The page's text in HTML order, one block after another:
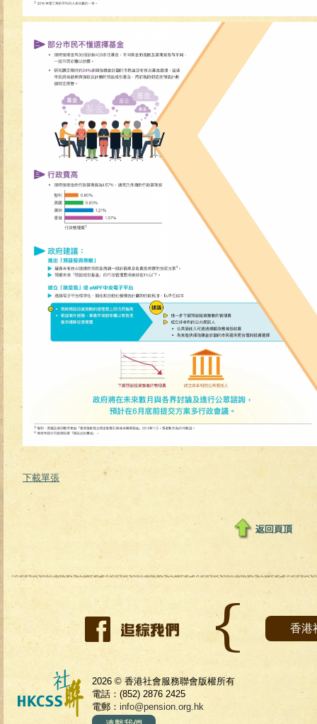
下載單張
香港
2026 © 香港社會服務聯會版權所有
電話：(852) 2876 2425
電郵： info@pension.org.hk